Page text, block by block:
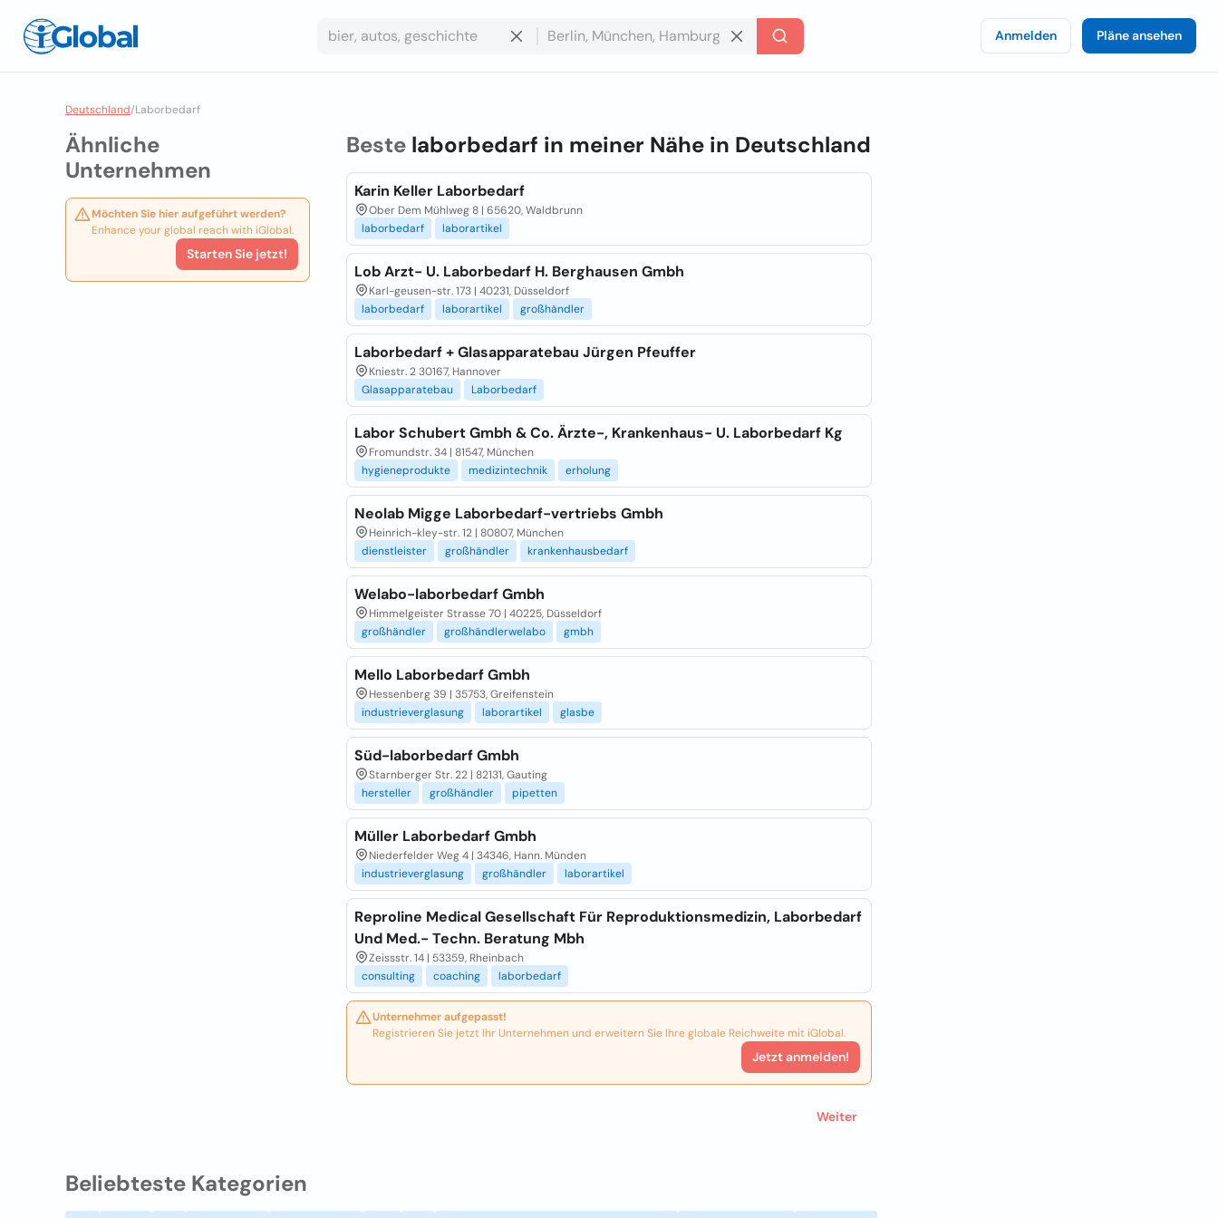
Anmelden Pläne ansehen
Deutschland/Laborbedarf
Ähnliche
Unternehmen
Möchten Sie hier aufgeführt werden?
Enhance your global reach with iGlobal.
Starten Sie jetzt!
Beste laborbedarf in meiner Nähe in Deutschland
Karin Keller Laborbedarf
Ober Dem Mühlweg 8 | 65620, Waldbrunn
laborbedarf
laborartikel
Lob Arzt- U. Laborbedarf H. Berghausen Gmbh
Karl-geusen-str. 173 | 40231, Düsseldorf
laborbedarf
laborartikel großhändler
Laborbedarf + Glasapparatebau Jürgen Pfeuffer
Kniestr. 2 30167, Hannover
Glasapparatebau
Laborbedarf
Labor Schubert Gmbh & Co. Ärzte-, Krankenhaus- U. Laborbedarf Kg
Fromundstr. 34 | 81547, München
hygieneprodukte
medizintechnik erholung
Neolab Migge Laborbedarf-vertriebs Gmbh
Heinrich-kley-str. 12 | 80807, München
dienstleister
großhändler krankenhausbedarf
Welabo-laborbedarf Gmbh
Himmelgeister Strasse 70 | 40225, Düsseldorf
großhändler
großhändlerwelabo gmbh
Mello Laborbedarf Gmbh
Hessenberg 39 | 35753, Greifenstein
industrieverglasung
laborartikel glasbe
Süd-laborbedarf Gmbh
Starnberger Str. 22 | 82131, Gauting
hersteller
großhändler pipetten
Müller Laborbedarf Gmbh
Niederfelder Weg 4 | 34346, Hann. Münden
industrieverglasung
großhändler laborartikel
Reproline Medical Gesellschaft Für Reproduktionsmedizin, Laborbedarf
Und Med.- Techn. Beratung Mbh
Zeissstr. 14 | 53359, Rheinbach
consulting
coaching laborbedarf
Unternehmer aufgepasst!
Registrieren Sie jetzt Ihr Unternehmen und erweitern Sie Ihre globale Reichweite mit iGlobal.
Jetzt anmelden!
Weiter
Beliebteste Kategorien